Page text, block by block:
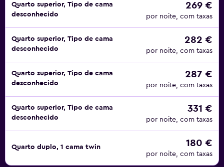
Quarto superior, Tipo de cama
desconhecido
269 €
por noite, com taxas
Quarto superior, Tipo de cama
desconhecido
282 €
por noite, com taxas
Quarto superior, Tipo de cama
desconhecido
287 €
por noite, com taxas
Quarto superior, Tipo de cama
desconhecido
331 €
por noite, com taxas
Quarto duplo, 1 cama twin 180 €
por noite, com taxas